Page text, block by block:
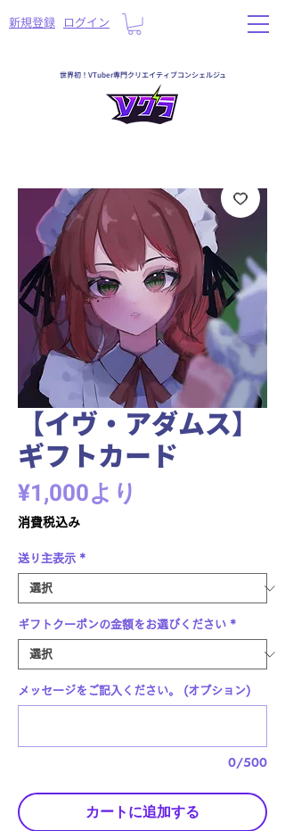
​新規登録 ログイン
世界初！VTuber専門クリエイティブコンシェルジュ
【イヴ・アダムス】
ギフトカード
¥1,000より
価
格
消費税込み
送り主表示 *
ギフトクーポンの金額をお選びください *
メッセージをご記入ください。 (オプション)
0/500
カートに追加する